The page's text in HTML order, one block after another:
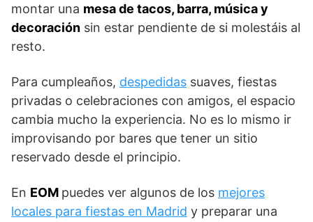
montar una mesa de tacos, barra, música y
decoración sin estar pendiente de si molestáis al
resto.
Para cumpleaños, despedidas suaves, fiestas
privadas o celebraciones con amigos, el espacio
cambia mucho la experiencia. No es lo mismo ir
improvisando por bares que tener un sitio
reservado desde el principio.
En EOM puedes ver algunos de los mejores
locales para fiestas en Madrid y preparar una